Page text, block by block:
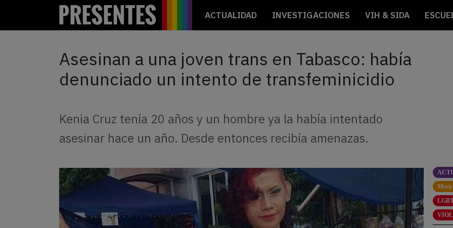
ACTUALIDAD INVESTIGACIONES VIH & SIDA
Asesinan a una joven trans en Tabasco: había
denunciado un intento de transfeminicidio
Kenia Cruz tenía 20 años y un hombre ya la había intentado
asesinar hace un año. Desde entonces recibía amenazas.